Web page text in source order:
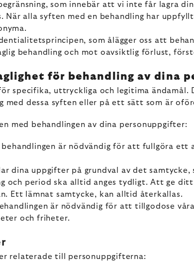
som innebär att vi inte får lagra
När alla syften med en behandling har
som ålägger oss att
behandling och mot oavsiktlig förlust,
för behandling av dina
specifika, uttryckliga och legitima
med dessa syften eller på ett sätt som är
med behandlingen av dina personuppgifter:
behandlingen är nödvändig för att fullgöra
dina uppgifter på grundval av det
och period ska alltid anges tydligt. Att ge
Ett lämnat samtycke, kan alltid återkallas.
är nödvändig för att tillgodose
och friheter.
relaterade till personuppgifterna: